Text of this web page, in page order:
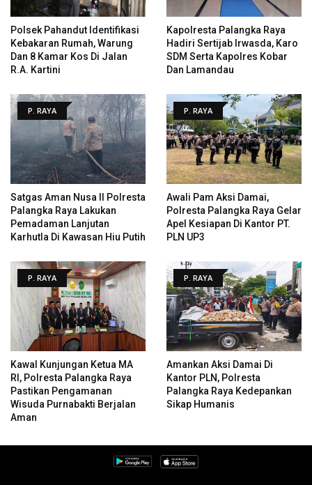
Polsek Pahandut Identifikasi
Kebakaran Rumah, Warung
Dan 8 Kamar Kos Di Jalan
R.A. Kartini
Kapolresta Palangka Raya
Hadiri Sertijab Irwasda, Karo
SDM Serta Kapolres Kobar
Dan Lamandau
P. RAYA
Satgas Aman Nusa II Polresta
Palangka Raya Lakukan
Pemadaman Lanjutan
Karhutla Di Kawasan Hiu Putih
P. RAYA
Awali Pam Aksi Damai,
Polresta Palangka Raya Gelar
Apel Kesiapan Di Kantor PT.
PLN UP3
P. RAYA
Kawal Kunjungan Ketua MA
RI, Polresta Palangka Raya
Pastikan Pengamanan
Wisuda Purnabakti Berjalan
Aman
P. RAYA
Amankan Aksi Damai Di
Kantor PLN, Polresta
Palangka Raya Kedepankan
Sikap Humanis